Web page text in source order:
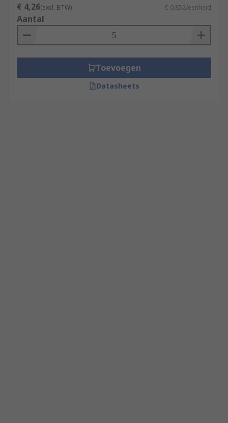
€ 4,26(excl. BTW) € 0,852/eenheid
Aantal
Toevoegen
Datasheets